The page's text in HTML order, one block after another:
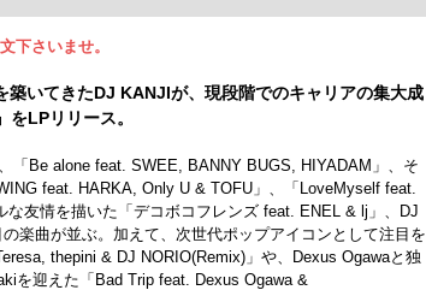
下さいませ。
いてきたDJ KANJIが、現段階でのキャリアの集大成
LPリリース。
「Be alone feat. SWEE, BANNY BUGS, HIYADAM」、そ
feat. HARKA, Only U & TOFU」、「LoveMyself feat.
友情を描いた「デコボコフレンズ feat. ENEL & lj」、DJ
楽曲が並ぶ。加えて、次世代ポップアイコンとして注目を
thepini & DJ NORIO(Remix)」や、Dexus Ogawaと独
を迎えた「Bad Trip feat. Dexus Ogawa &